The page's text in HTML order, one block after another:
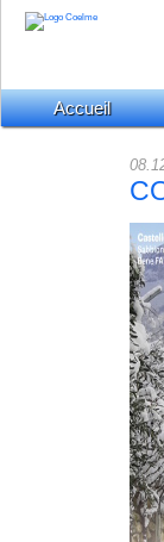
Accueil